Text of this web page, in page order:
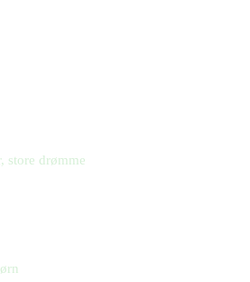
store drømme